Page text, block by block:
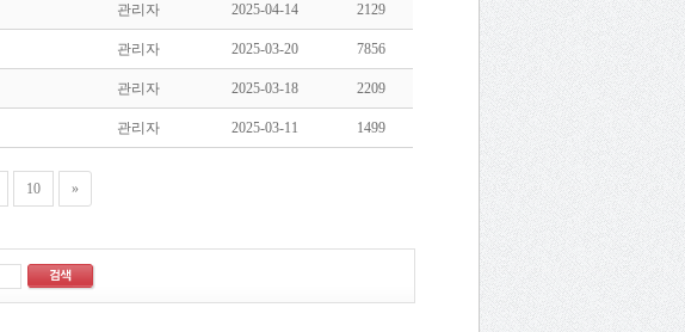
관리자 2025-04-14 2129
관리자 2025-03-20 7856
관리자 2025-03-18 2209
관리자 2025-03-11 1499
10 »